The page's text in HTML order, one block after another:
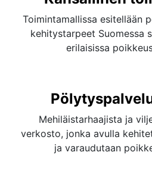
Toimintamallissa esitellään
kehitystarpeet Suomessa
erilaisissa
Mehiläistarhaajista ja
verkosto, jonka avulla
ja varaudutaan